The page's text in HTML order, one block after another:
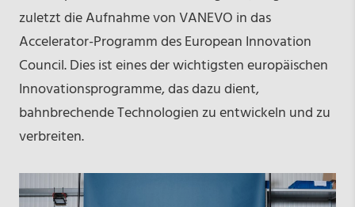
zuletzt die Aufnahme von VANEVO in das
Accelerator-Programm des European Innovation
Council. Dies ist eines der wichtigsten europäischen
Innovationsprogramme, das dazu dient,
bahnbrechende Technologien zu entwickeln und zu
verbreiten.